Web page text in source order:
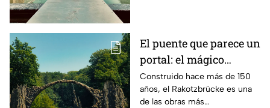
El puente que parece un
portal: el mágico
rincón de Alemania
que desafía la vista
Construido hace más de 150
años, el Rakotzbrücke es una
de las obras más